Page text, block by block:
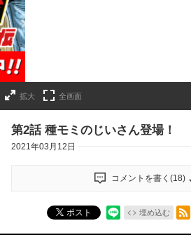
拡大 全画面
第2話 種モミのじいさん登場！
2021年03月12日
コメントを書く(18)
ポスト 埋め込む
RSSフィード